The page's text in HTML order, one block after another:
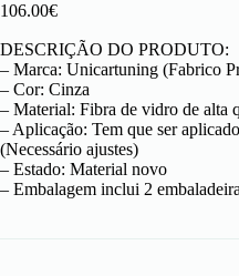
106.00€
DESCRIÇÃO DO PRODUTO:
– Marca: Unicartuning (Fabrico
– Cor: Cinza
– Material: Fibra de vidro de alta
– Aplicação: Tem que ser
(Necessário ajustes)
– Estado: Material novo
– Embalagem inclui 2